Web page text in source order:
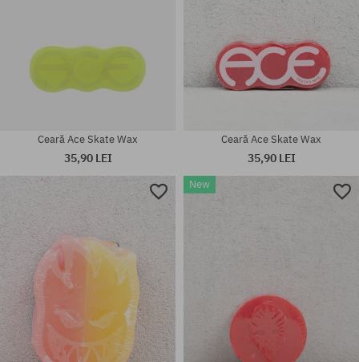
Ceară Ace Skate Wax
35,90 LEI
Ceară Ace Skate Wax
35,90 LEI
New